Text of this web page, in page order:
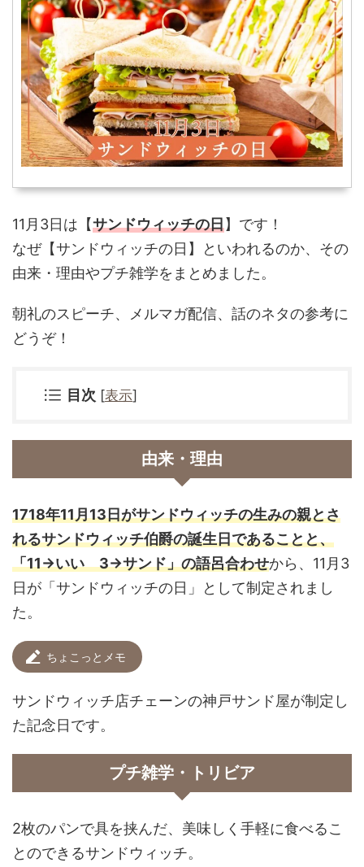
11月3日は【サンドウィッチの日】です！
なぜ【サンドウィッチの日】といわれるのか、その
由来・理由やプチ雑学をまとめました。
朝礼のスピーチ、メルマガ配信、話のネタの参考に
どうぞ！
目次 [表示]
由来・理由
1718年11月13日がサンドウィッチの生みの親とさ
れるサンドウィッチ伯爵の誕生日であることと、
「11→いい 3→サンド」の語呂合わせから、11月3
日が「サンドウィッチの日」として制定されまし
た。
ちょこっとメモ
サンドウィッチ店チェーンの神戸サンド屋が制定し
た記念日です。
プチ雑学・トリビア
2枚のパンで具を挟んだ、美味しく手軽に食べるこ
とのできるサンドウィッチ。